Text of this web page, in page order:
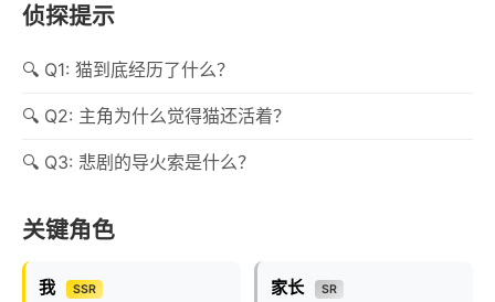
侦探提示
Q1: 猫到底经历了什么？
Q2: 主角为什么觉得猫还活着？
Q3: 悲剧的导火索是什么？
关键角色
我 SSR 家长 SR